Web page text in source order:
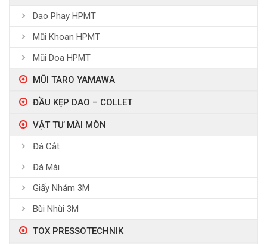
Dao Phay HPMT
Mũi Khoan HPMT
Mũi Doa HPMT
MŨI TARO YAMAWA
ĐẦU KẸP DAO – COLLET
VẬT TƯ MÀI MÒN
Đá Cắt
Đá Mài
Giấy Nhám 3M
Bùi Nhùi 3M
TOX PRESSOTECHNIK